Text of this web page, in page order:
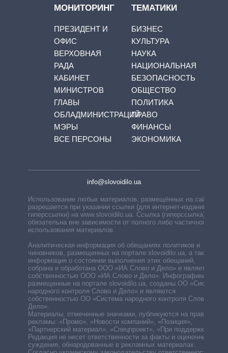
МОНИТОРИНГ
ПРЕЗИДЕНТ И
ОФИС
ВЕРХОВНАЯ
РАДА
КАБИНЕТ
МИНИСТРОВ
ГЛАВЫ
ОБЛАДМИНИСТРАЦИЙ
МЭРЫ
ВСЕ ПЕРСОНЫ
ТЕМАТИКИ
БИЗНЕС
КУЛЬТУРА
НАУКА
НАЦИОНАЛЬНАЯ
БЕЗОПАСНОСТЬ
ОБЩЕСТВО
ПОЛИТИКА
ПРАВО
ФИНАНСЫ
ЭКОНОМИКА
info@slovoidilo.ua
Использование любых материалов, размещённых на сайте,
разрешается при указании ссылки (для интернет-изданий —
гиперссылки) на www.slovoidilo.ua. Ссылка (гиперссылка)
обязательна вне зависимости от полного либо частичного
использования материалов.
Аналитическая информация об обещаниях политиков и
чиновников, размещенных на портале slovoidilo.ua, а также
информация о состоянии выполнения этих обещаний,
собрана и обработана ООО «ИА Слово и Дело» и является
собственностью ООО «ИА Слово и Дело». Инфографики,
размещенные на портале slovoidilo.ua, созданы ОО «Система
народного контроля Слово и Дело» и являются
собственностью ОО «Система народного контроля Слово и
Дело».
Материалы, отмеченные значками, публикуются на правах
рекламы: «Промо», «Новости компаний», «Позиция»,
«Партнерский материал», «Спецпроект», «При поддержке».
Редакция не несет ответственности за факты и оценочные
суждения, обнародованные в рекламных материалах.